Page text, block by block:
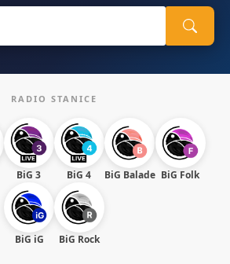
RADIO STANICE
BiG 3 BiG 4 BiG Balade BiG Folk
BiG iG BiG Rock